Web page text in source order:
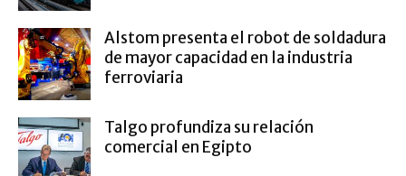
Alstom presenta el robot de soldadura
de mayor capacidad en la industria
ferroviaria
Talgo profundiza su relación
comercial en Egipto